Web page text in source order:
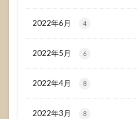
2022年6月 4
2022年5月 6
2022年4月 8
2022年3月 8